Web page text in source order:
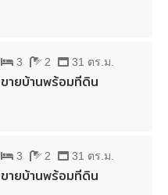
3 2 31 ตร.ม.
ขายบ้านพร้อมที่ดิน
3 2 31 ตร.ม.
ขายบ้านพร้อมที่ดิน